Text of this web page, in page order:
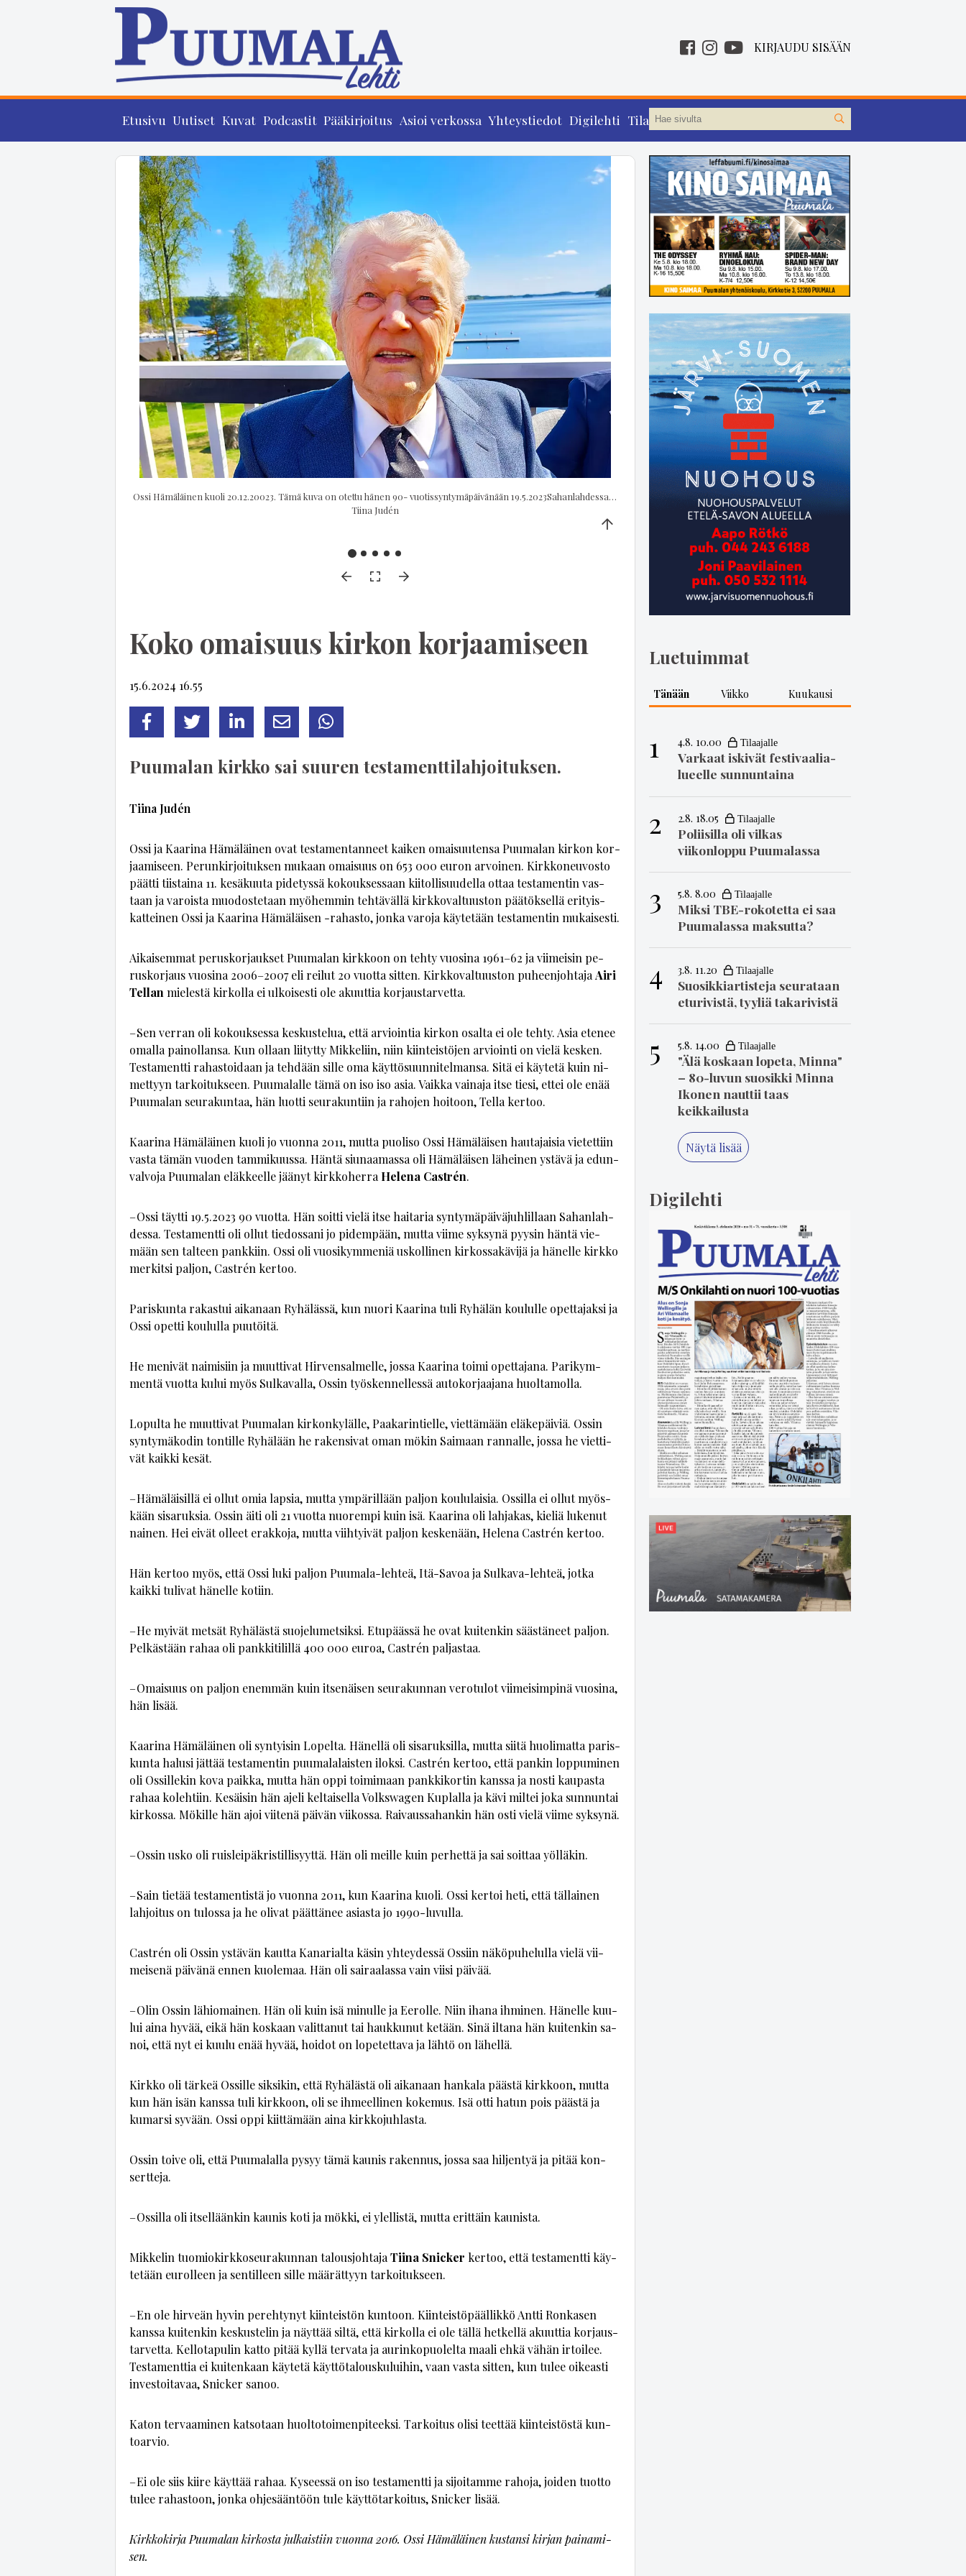
KIRJAUDU SISÄÄN
Etusivu Uutiset Kuvat Podcastit Pääkirjoitus Asioi verkossa Yhteystiedot Digilehti Tilaa
Ossi Hämäläinen kuoli 20.12.20023. Tämä kuva on otettu hänen 90- vuotissyntymäpäivänään 19.5.2023Sahanlahdessa, jossa hän soitti vielä itse haitaria.
Tiina Judén
Puumalan kirkko on tällä hetkellä hyvässä
Koko omaisuus kirkon korjaamiseen
15.6.2024 16.55
FacebookTwitterLinkedInSähköpostiWhatsapp
Puumalan kirkko sai suuren testament­ti­lah­joi­tuksen.
Tii­na Judén
Os­si ja Kaa­ri­na Hä­mä­läi­nen ovat tes­ta­men­tan­neet kai­ken omai­suu­ten­sa Puu­ma­lan kir­kon kor­
jaa­mi­seen. Pe­run­kir­joi­tuk­sen mu­kaan omai­suus on 653 000 eu­ron ar­voi­nen. Kirk­ko­neu­vos­to
päät­ti tiis­tai­na 11. ke­sä­kuu­ta pi­de­tys­sä ko­kouk­ses­saan kii­tol­li­suu­del­la ot­taa tes­ta­men­tin vas­
taan ja va­rois­ta muo­dos­te­taan myö­hem­min teh­tä­väl­lä kirk­ko­val­tuus­ton pää­tök­sel­lä eri­tyis­
kat­tei­nen Os­si ja Kaa­ri­na Hä­mä­läi­sen -ra­has­to, jon­ka va­ro­ja käy­te­tään tes­ta­men­tin mu­kai­ses­ti.
Ai­kai­sem­mat pe­rus­kor­jauk­set Puu­ma­lan kirk­koon on teh­ty vuo­si­na 1961–62 ja vii­mei­sin pe­
rus­kor­jaus vuo­si­na 2006–2007 eli rei­lut 20 vuot­ta sit­ten. Kirk­ko­val­tuus­ton pu­heen­joh­ta­jaAi­ri
Tel­lan mie­les­tä kir­kol­la ei ul­koi­ses­ti ole akuut­tia kor­jaus­tar­vet­ta.
– Sen ver­ran oli ko­kouk­ses­sa kes­kus­te­lua, et­tä ar­vi­oin­tia kir­kon osal­ta ei ole teh­ty. Asia ete­nee
omal­la pai­nol­lan­sa. Kun ol­laan lii­tyt­ty Mik­ke­liin, niin kiin­teis­tö­jen ar­vi­oin­ti on vie­lä kes­ken.
Tes­ta­ment­ti ra­has­toi­daan ja teh­dään sil­le oma käyt­tö­suun­ni­tel­man­sa. Sitä ei käy­te­tä kuin ni­
met­tyyn tar­koi­tuk­seen. Puu­ma­lal­le tämä on iso iso asia. Vaik­ka vai­na­ja it­se tie­si, et­tei ole enää
Puu­ma­lan seu­ra­kun­taa, hän luot­ti seu­ra­kun­tiin ja ra­ho­jen hoi­toon, Tel­la ker­too.
Kaa­ri­na Hä­mä­läi­nen kuo­li jo vuon­na 2011, mut­ta puo­li­so Os­si Hä­mä­läi­sen hau­ta­jai­sia vie­tet­tiin
vas­ta tä­män vuo­den tam­mi­kuus­sa. Hän­tä siu­naa­mas­sa oli Hä­mä­läi­sen lä­hei­nen ys­tä­vä ja edun­
val­vo­ja Puu­ma­lan eläk­keel­le jää­nyt kirk­ko­her­ra He­le­na Castrén.
– Os­si täyt­ti 19.5.2023 90 vuot­ta. Hän soit­ti vie­lä it­se hai­ta­ria syn­ty­mä­päi­vä­juh­lil­laan Sa­han­lah­
des­sa. Tes­ta­ment­ti oli ol­lut tie­dos­sa­ni jo pi­dem­pään, mut­ta vii­me syk­sy­nä pyy­sin hän­tä vie­
mään sen tal­teen pank­kiin. Os­si oli vuo­si­kym­me­niä us­kol­li­nen kir­kos­sa­kä­vi­jä ja hä­nel­le kirk­ko
mer­kit­si pal­jon, Castrén ker­too.
Pa­ris­kun­ta ra­kas­tui ai­ka­naan Ry­hä­läs­sä, kun nuo­ri Kaa­ri­na tuli Ry­hä­län kou­lul­le opet­ta­jak­si ja
Os­si opet­ti kou­lul­la puu­töi­tä.
He me­ni­vät nai­mi­siin ja muut­ti­vat Hir­ven­sal­mel­le, jos­sa Kaa­ri­na toi­mi opet­ta­ja­na. Pa­ri­kym­
men­tä vuot­ta ku­lui myös Sul­ka­val­la, Os­sin työs­ken­nel­les­sä au­to­kor­jaa­ja­na huol­ta­mol­la.
Lo­pul­ta he muut­ti­vat Puu­ma­lan kir­kon­ky­läl­le, Paa­ka­rin­tiel­le, viet­tä­mään elä­ke­päi­viä. Os­sin
syn­ty­mä­ko­din ton­til­le Ry­hä­lään he ra­ken­si­vat oman mö­kin Sai­maan ran­nal­le, jos­sa he viet­ti­
vät kaik­ki ke­sät.
– Hä­mä­läi­sil­lä ei ol­lut omia lap­sia, mut­ta ym­pä­ril­lään pal­jon kou­lu­lai­sia. Os­sil­la ei ol­lut myös­
kään si­sa­ruk­sia. Os­sin äi­ti oli 21 vuot­ta nuo­rem­pi kuin isä. Kaa­ri­na oli lah­ja­kas, kie­liä lu­ke­nut
nai­nen. Hei ei­vät ol­leet erak­ko­ja, mut­ta viih­tyi­vät pal­jon kes­ke­nään, He­le­na Castrén ker­too.
Hän ker­too myös, et­tä Os­si luki pal­jon Puu­ma­la-leh­teä, Itä-Sa­voa ja Sul­ka­va-leh­teä, jot­ka
kaik­ki tu­li­vat hä­nel­le ko­tiin.
– He myi­vät met­sät Ry­hä­läs­tä suo­je­lu­met­sik­si. Etu­pääs­sä he ovat kui­ten­kin sääs­tä­neet pal­jon.
Pel­käs­tään ra­haa oli pank­ki­ti­lil­lä 400 000 eu­roa, Castrén pal­jas­taa.
– Omai­suus on pal­jon enem­män kuin it­se­näi­sen seu­ra­kun­nan ve­ro­tu­lot vii­mei­sim­pi­nä vuo­si­na,
hän li­sää.
Kaa­ri­na Hä­mä­läi­nen oli syn­tyi­sin Lo­pel­ta. Hä­nel­lä oli si­sa­ruk­sil­la, mut­ta sii­tä huo­li­mat­ta pa­ris­
kun­ta ha­lu­si jät­tää tes­ta­men­tin puu­ma­la­lais­ten ilok­si. Castrén ker­too, et­tä pan­kin lop­pu­mi­nen
oli Os­sil­le­kin kova paik­ka, mut­ta hän op­pi toi­mi­maan pank­ki­kor­tin kans­sa ja nos­ti kau­pas­ta
ra­haa ko­leh­tiin. Ke­säi­sin hän aje­li kel­tai­sel­la Volks­wa­gen Kup­lal­la ja kävi mil­tei joka sun­nun­tai
kir­kos­sa. Mö­kil­le hän ajoi vii­te­nä päi­vän vii­kos­sa. Rai­vaus­sa­han­kin hän os­ti vie­lä vii­me syk­sy­nä.
– Os­sin us­ko oli ruis­lei­päk­ris­til­li­syyt­tä. Hän oli meil­le kuin per­het­tä ja sai soit­taa yöl­lä­kin.
– Sain tie­tää tes­ta­men­tis­tä jo vuon­na 2011, kun Kaa­ri­na kuo­li. Os­si ker­toi heti, et­tä täl­lai­nen
lah­joi­tus on tu­los­sa ja he oli­vat päät­tä­nee asi­as­ta jo 1990-lu­vul­la.
Castrén oli Os­sin ys­tä­vän kaut­ta Ka­na­ri­al­ta kä­sin yh­tey­des­sä Os­siin nä­kö­pu­he­lul­la vie­lä vii­
mei­se­nä päi­vä­nä en­nen kuo­le­maa. Hän oli sai­raa­las­sa vain vii­si päi­vää.
– Olin Os­sin lä­hi­o­mai­nen. Hän oli kuin isä mi­nul­le ja Ee­rol­le. Niin iha­na ih­mi­nen. Hä­nel­le kuu­
lui ai­na hy­vää, ei­kä hän kos­kaan va­lit­ta­nut tai hauk­ku­nut ke­tään. Sinä il­ta­na hän kui­ten­kin sa­
noi, et­tä nyt ei kuu­lu enää hy­vää, hoi­dot on lo­pe­tet­ta­va ja läh­tö on lä­hel­lä.
Kirk­ko oli tär­keä Os­sil­le sik­si­kin, et­tä Ry­hä­läs­tä oli ai­ka­naan han­ka­la pääs­tä kirk­koon, mut­ta
kun hän isän kans­sa tuli kirk­koon, oli se ih­meel­li­nen ko­ke­mus. Isä ot­ti ha­tun pois pääs­tä ja
ku­mar­si sy­vään. Os­si op­pi kiit­tä­mään ai­na kirk­ko­juh­las­ta.
Os­sin toi­ve oli, et­tä Puu­ma­lal­la py­syy tämä kau­nis ra­ken­nus, jos­sa saa hil­jen­tyä ja pi­tää kon­
sert­te­ja.
– Os­sil­la oli it­sel­lään­kin kau­nis koti ja mök­ki, ei ylel­lis­tä, mut­ta erit­täin kau­nis­ta.
Mik­ke­lin tuo­mi­o­kirk­ko­seu­ra­kun­nan ta­lous­joh­ta­jaTii­na Snic­ker ker­too, et­tä tes­ta­ment­ti käy­
te­tään eu­rol­leen ja sen­til­leen sil­le mää­rät­tyyn tar­koi­tuk­seen.
– En ole hir­ve­än hy­vin pe­reh­ty­nyt kiin­teis­tön kun­toon. Kiin­teis­tö­pääl­lik­kö Ant­ti Ron­ka­sen
kans­sa kui­ten­kin kes­kus­te­lin ja näyt­tää sil­tä, et­tä kir­kol­la ei ole täl­lä het­kel­lä akuut­tia kor­jaus­
tar­vet­ta. Kel­lo­ta­pu­lin kat­to pi­tää kyl­lä ter­va­ta ja au­rin­ko­puo­lel­ta maa­li eh­kä vä­hän ir­toi­lee.
Tes­ta­ment­tia ei kui­ten­kaan käy­te­tä käyt­tö­ta­lous­ku­lui­hin, vaan vas­ta sit­ten, kun tu­lee oi­ke­as­ti
in­ves­toi­ta­vaa, Snic­ker sa­noo.
Ka­ton ter­vaa­mi­nen kat­so­taan huol­to­toi­men­pi­teek­si. Tar­koi­tus oli­si teet­tää kiin­teis­tös­tä kun­
to­ar­vio.
– Ei ole siis kii­re käyt­tää ra­haa. Ky­sees­sä on iso tes­ta­ment­ti ja si­joi­tam­me ra­ho­ja, joi­den tuot­to
tu­lee ra­has­toon, jon­ka oh­je­sään­töön tule käyt­tö­tar­koi­tus, Snic­ker li­sää.
Kirk­ko­kir­ja Puu­ma­lan kir­kos­ta jul­kais­tiin vuon­na 2016. Os­si Hä­mä­läi­nen kus­tan­si kir­jan pai­na­mi­
sen.
Luetuimmat
Tänään Viikko Kuukausi
1 4.8. 10.00
Varkaat iskivät festivaa­li­a­
lueelle sunnuntaina
2 2.8. 18.05
Poliisilla oli vilkas
viikonloppu Puumalassa
3 5.8. 8.00
Miksi TBE-rokotetta ei saa
Puumalassa maksutta?
4 3.8. 11.20
Suosikkiartisteja seurataan
eturivistä, tyyliä takarivistä
5 5.8. 14.00
"Älä koskaan lopeta, Minna"
– 80-luvun suosikki Minna
Ikonen nauttii taas
keikkailusta
Näytä lisää
Digilehti